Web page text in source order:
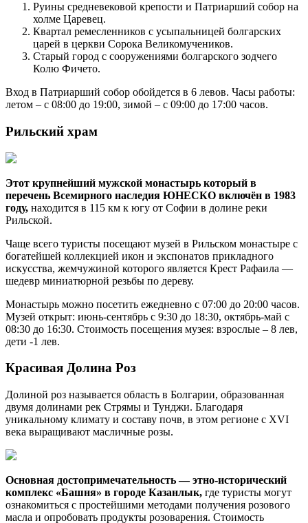
Руины средневековой крепости и Патриарший собор на
холме Царевец.
Квартал ремесленников с усыпальницей болгарских
царей в церкви Сорока Великомучеников.
Старый город с сооружениями болгарского зодчего
Колю Фичето.
Вход в Патриарший собор обойдется в 6 левов. Часы работы:
летом – с 08:00 до 19:00, зимой – с 09:00 до 17:00 часов.
Рильский храм
Этот крупнейший мужской монастырь который в
перечень Всемирного наследия ЮНЕСКО включён в 1983
году, находится в 115 км к югу от Софии в долине реки
Рильской.
Чаще всего туристы посещают музей в Рильском монастыре с
богатейшей коллекцией икон и экспонатов прикладного
искусства, жемчужиной которого является Крест Рафаила —
шедевр миниатюрной резьбы по дереву.
Монастырь можно посетить ежедневно с 07:00 до 20:00 часов.
Музей открыт: июнь-сентябрь с 9:30 до 18:30, октябрь-май с
08:30 до 16:30. Стоимость посещения музея: взрослые – 8 лев,
дети -1 лев.
Красивая Долина Роз
Долиной роз называется область в Болгарии, образованная
двумя долинами рек Стрямы и Тунджи. Благодаря
уникальному климату и составу почв, в этом регионе с XVI
века выращивают масличные розы.
Основная достопримечательность — этно-исторический
комплекс «Башня» в городе Казанлык, где туристы могут
ознакомиться с простейшими методами получения розового
масла и опробовать продукты розоварения. Стоимость